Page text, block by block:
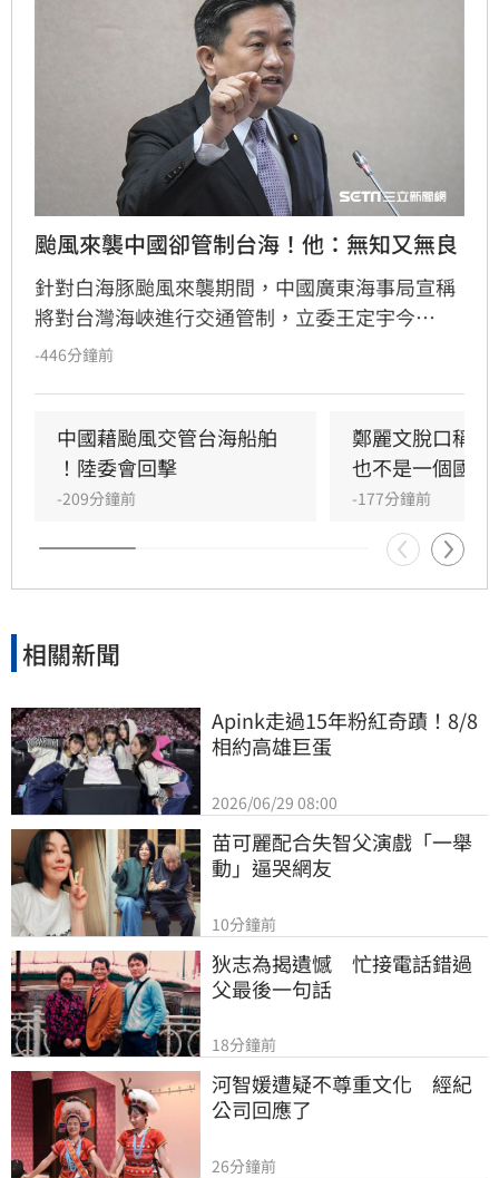
颱風來襲中國卻管制台海！他：無知又無良
針對白海豚颱風來襲期間，中國廣東海事局宣稱
將對台灣海峽進行交通管制，立委王定宇今
（8）日嚴詞批評，直指中國政府此舉既無知又
方，更藐視國際規範。他強調，中國人民處於水
深火熱，政府卻忙於政治操作。王定宇感嘆，中
國作為大國卻缺乏基本素質，並再次提醒「誰跟
-446分鐘前
中國藉颱風交管台海船舶
！陸委會回擊
-209分鐘前
鄭麗文脫口稱
也不是一個國家
-177分鐘前
相關新聞
Apink走過15年粉紅奇蹟！8/8
相約高雄巨蛋
2026/06/29 08:00
苗可麗配合失智父演戲「一舉
動」逼哭網友
10分鐘前
狄志為揭遺憾　忙接電話錯過
父最後一句話
18分鐘前
河智媛遭疑不尊重文化　經紀
公司回應了
26分鐘前